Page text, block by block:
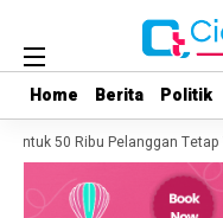
Home Berita Politik
Home Berita Politik
50 Ribu Pelanggan Tetap